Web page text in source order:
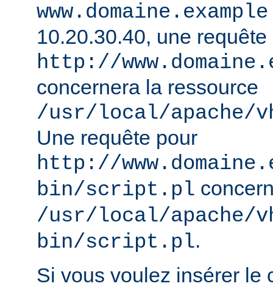
10.20.30.40, une requête
http://
concernera la ressource
/usr/local/apache/
Une requête pour
http://
bin/script.pl
/usr/local/apache/
bin/script.pl.
Si vous voulez insérer le